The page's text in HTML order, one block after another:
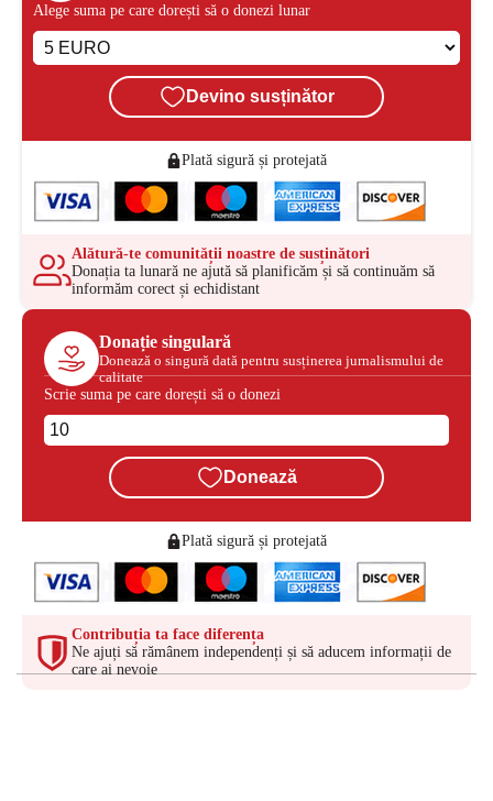
Alege suma pe care dorești să o donezi lunar
Devino susținător
Plată sigură și protejată
Alătură-te comunității noastre de susținători
Donația ta lunară ne ajută să planificăm și să continuăm să
informăm corect și echidistant
Donație singulară
Donează o singură dată pentru susținerea jurnalismului de
calitate
Scrie suma pe care dorești să o donezi
Donează
Plată sigură și protejată
Contribuția ta face diferența
Ne ajuți să rămânem independenți și să aducem informații de
care ai nevoie